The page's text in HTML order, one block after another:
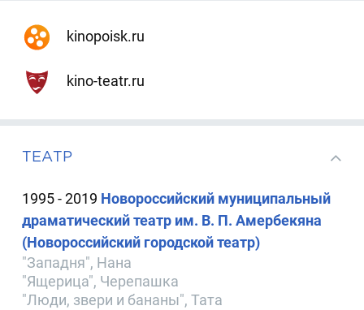
kinopoisk.ru
kino-teatr.ru
ТЕАТР
1995 - 2019 Новороссийский муниципальный
драматический театр им. В. П. Амербекяна
(Новороссийский городской театр)
"Западня", Нана
"Ящерица", Черепашка
"Люди, звери и бананы", Тата